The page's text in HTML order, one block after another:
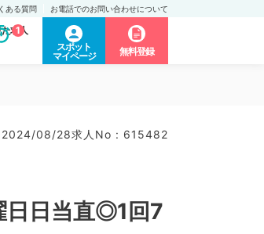
ある質問 お電話でのお問い合わせについて
求人
1
スポット
マイページ
無料登録
2024/08/28求人No : 615482
日日当直◎1回7